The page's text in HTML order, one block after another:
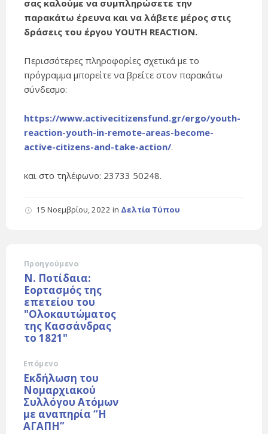
σας καλούμε να συμπληρώσετε την
παρακάτω έρευνα και να λάβετε μέρος στις
δράσεις του έργου YOUTH REACTION.
Περισσότερες πληροφορίες σχετικά με το
πρόγραμμα μπορείτε να βρείτε στον παρακάτω
σύνδεσμο:
https://www.activecitizensfund.gr/ergo/youth-
reaction-youth-in-remote-areas-become-
active-citizens-and-take-action/.
και στο τηλέφωνο: 23733 50248.
15 Νοεμβρίου, 2022 in Δελτία Τύπου
Προηγούμενο
Ν. Ποτίδαια:
Εορτασμός της
επετείου του
"Ολοκαυτώματος
της Κασσάνδρας
το 1821"
Επόμενο
Εκδήλωση του
Νομαρχιακού
Συλλόγου Ατόμων
με αναπηρία “Η
ΑΓΑΠΗ”